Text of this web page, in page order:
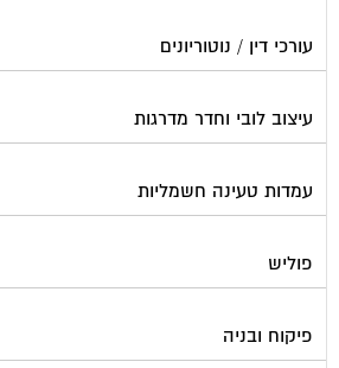
עורכי דין / נוטוריונים
עיצוב לובי וחדר מדרגות
עמדות טעינה חשמליות
פוליש
פיקוח ובניה